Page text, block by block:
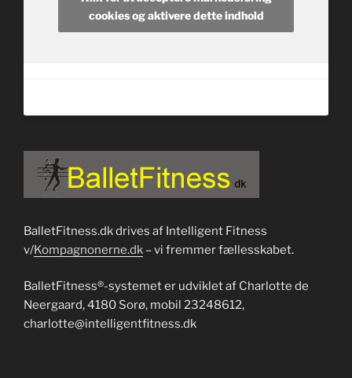
cookies og aktivere dette indhold
BalletFitness.dk drives af Intelligent Fitness
v/Kompagnonerne.dk – vi fremmer fællesskabet.
BalletFitness®-systemet er udviklet af Charlotte de
Neergaard, 4180 Sorø, mobil 23248612,
charlotte@intelligentfitness.dk